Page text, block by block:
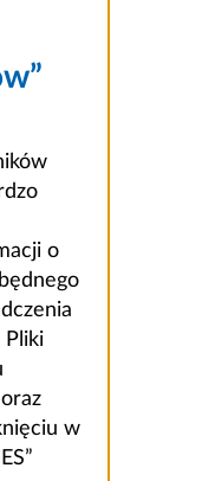
o
Pliki
w